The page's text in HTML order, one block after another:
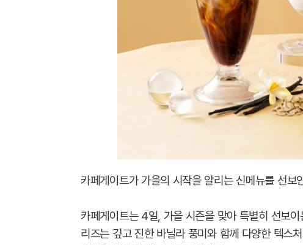
카페게이트가 가을의 시작을 알리는 신메뉴를 선보
카페게이트는 4일, 가을 시즌을 맞아 특별히 선보
리즈는 깊고 진한 바닐라 풍미와 함께 다양한 텍스